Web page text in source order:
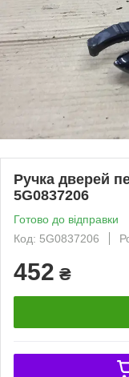
Ручка дверей
5G0837206
Готово до відправки
Код: 5G0837206
452 ₴